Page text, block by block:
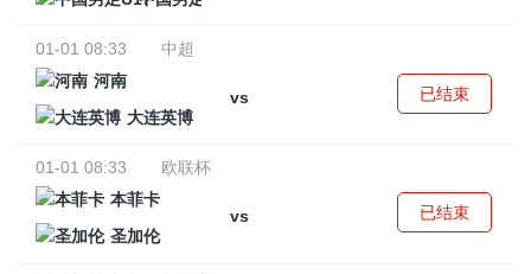
01-01 08:33
中超
河南
vs
大连英博
已结束
01-01 08:33
欧联杯
本菲卡
vs
圣加伦
已结束